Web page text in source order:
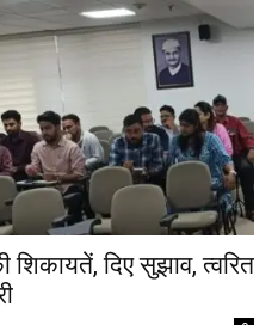
शिकायतें, दिए सुझाव, त्वरित